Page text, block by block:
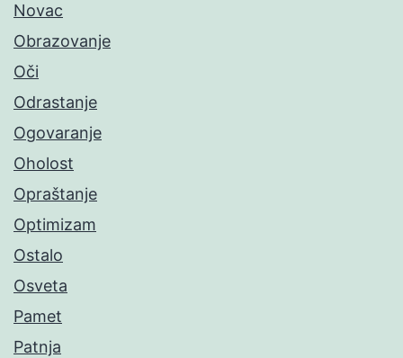
Novac
Obrazovanje
Oči
Odrastanje
Ogovaranje
Oholost
Opraštanje
Optimizam
Ostalo
Osveta
Pamet
Patnja